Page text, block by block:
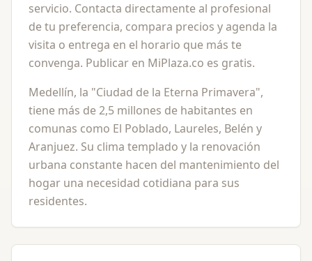
servicio. Contacta directamente al profesional
de tu preferencia, compara precios y agenda la
visita o entrega en el horario que más te
convenga. Publicar en MiPlaza.co es gratis.
Medellín, la "Ciudad de la Eterna Primavera",
tiene más de 2,5 millones de habitantes en
comunas como El Poblado, Laureles, Belén y
Aranjuez. Su clima templado y la renovación
urbana constante hacen del mantenimiento del
hogar una necesidad cotidiana para sus
residentes.